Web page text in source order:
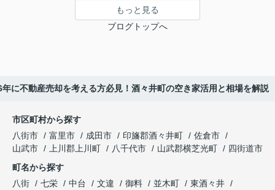
もっと見る
ブログトップへ
年に不動産売却を考える方必見！酒々井町の空き家活用と相場を解説
市区町村から探す
八街市
富里市 成田市 印旛郡酒々井町
佐倉市
山武市
上川郡上川町 八千代市 山武郡横芝光町
四街道市
町名から探す
八街
七栄 中台 文違 御料 並木町
東酒々井